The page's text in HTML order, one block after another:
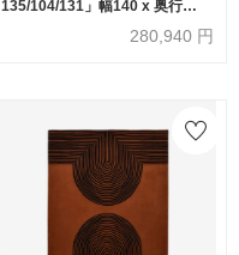
135/104/131」幅140 x 奥行
200cm 防炎【受注生産品】
FISCHBACHER 1819（フィッ
280,940 円